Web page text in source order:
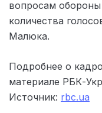
вопросам обороны
количества
Малюка.
Подробнее о
материале РБК-
Источник: rbc.ua